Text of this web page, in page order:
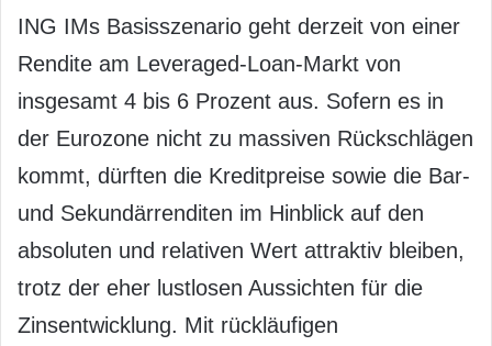
ING IMs Basisszenario geht derzeit von einer
Rendite am Leveraged-Loan-Markt von
insgesamt 4 bis 6 Prozent aus. Sofern es in
der Eurozone nicht zu massiven Rückschlägen
kommt, dürften die Kreditpreise sowie die Bar-
und Sekundärrenditen im Hinblick auf den
absoluten und relativen Wert attraktiv bleiben,
trotz der eher lustlosen Aussichten für die
Zinsentwicklung. Mit rückläufigen